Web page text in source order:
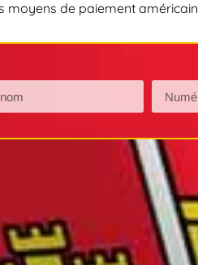
moyens de paiement